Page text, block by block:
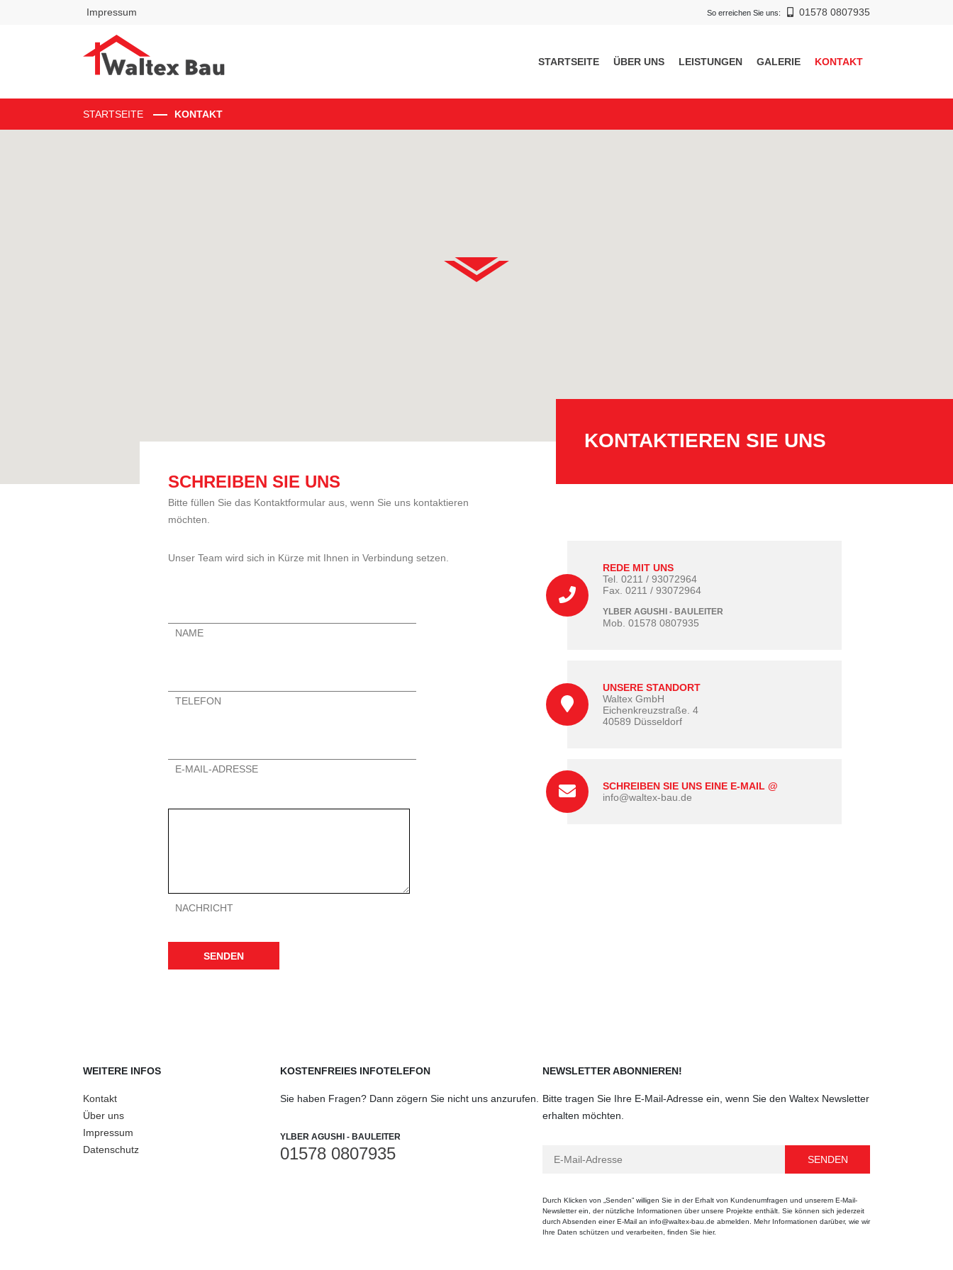
Impressum So erreichen Sie uns: 01578 0807935
STARTSEITE ÜBER UNS LEISTUNGEN GALERIE KONTAKT
STARTSEITE KONTAKT
KONTAKTIEREN SIE UNS
SCHREIBEN SIE UNS
Bitte füllen Sie das Kontaktformular aus, wenn Sie uns kontaktieren
möchten.
Unser Team wird sich in Kürze mit Ihnen in Verbindung setzen.
NAME
TELEFON
E-MAIL-ADRESSE
NACHRICHT
REDE MIT UNS
Tel. 0211 / 93072964
Fax. 0211 / 93072964
YLBER AGUSHI - BAULEITER
Mob. 01578 0807935
UNSERE STANDORT
Waltex GmbH
Eichenkreuzstraße. 4
40589 Düsseldorf
SCHREIBEN SIE UNS EINE E-MAIL @
info@waltex-bau.de
WEITERE INFOS
Kontakt
Über uns
Impressum
Datenschutz
KOSTENFREIES INFOTELEFON
Sie haben Fragen? Dann zögern Sie nicht uns anzurufen.
YLBER AGUSHI - BAULEITER
01578 0807935
NEWSLETTER ABONNIEREN!
Bitte tragen Sie Ihre E-Mail-Adresse ein, wenn Sie den Waltex Newsletter
erhalten möchten.
Durch Klicken von „Senden” willigen Sie in der Erhalt von Kundenumfragen und unserem E-Mail-
Newsletter ein, der nützliche Informationen über unsere Projekte enthält. Sie können sich jederzeit
durch Absenden einer E-Mail an info@waltex-bau.de abmelden. Mehr Informationen darüber, wie wir
Ihre Daten schützen und verarbeiten, finden Sie hier.